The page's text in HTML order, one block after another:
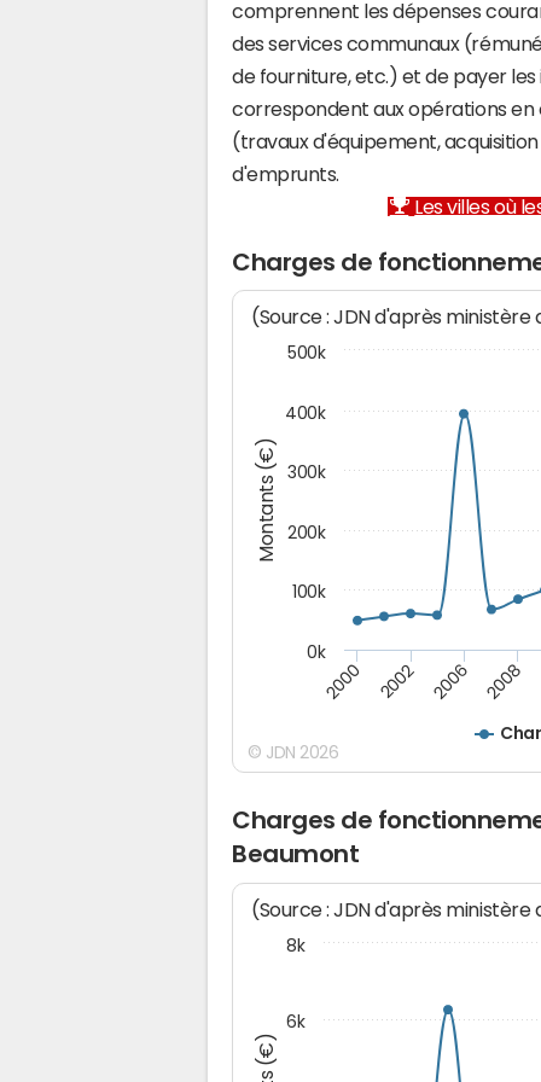
comprennent les dépenses
des services communaux
de fourniture, etc.) et de payer
correspondent aux opérations
(travaux d'équipement,
d'emprunts.
Les villes où
Charges de
Montants (€)
(Source : JDN d'après ministère
2000 2002 2006 2008
0k
100k
200k
300k
400k
500k
© JDN 2026
Charges de
Beaumont
(Source : JDN d'après ministère
6k
8k